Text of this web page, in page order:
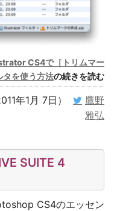
CS4で［トリムマー
タを使う方法の続きを読む
年1月 7日）
鷹野
雅弘
SUITE 4
CS4のエッセン